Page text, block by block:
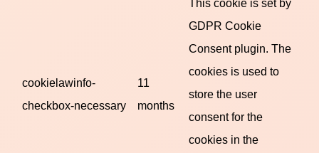
cookielawinfo-
checkbox-necessary
11
months
GDPR Cookie
Consent plugin. The
cookies is used to
store the user
consent for the
cookies in the